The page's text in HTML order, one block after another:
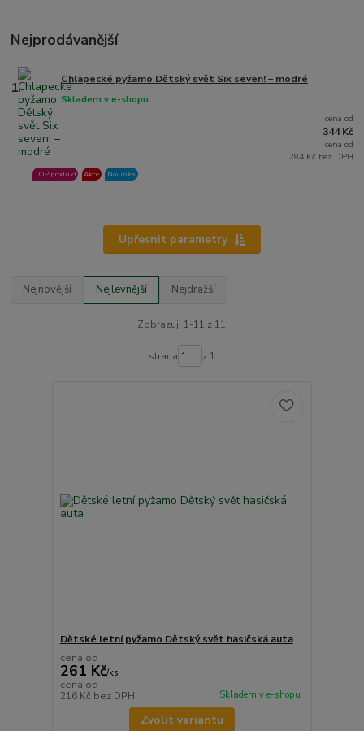
Nejprodávanější
1. Chlapecké pyžamo Dětský svět Six seven! – modré
Skladem v e-shopu
TOP produkt Akce Novinka
cena od
344 Kč
cena od
284 Kč bez DPH
Upřesnit parametry
Nejnovější Nejlevnější Nejdražší
Zobrazuji 1-11 z 11
strana z 1
Dětské letní pyžamo Dětský svět hasičská auta
cena od
261 Kč/ks
cena od
216 Kč bez DPH Skladem v e-shopu
Zvolit variantu